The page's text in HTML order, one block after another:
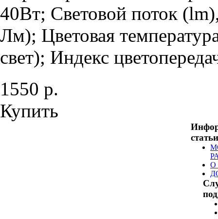
40Вт; Световой поток
Лм); Цветовая
свет); Индекс
1550 р.
Купить
статьи
О